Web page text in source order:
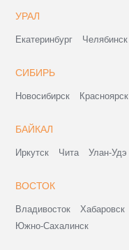
УРАЛ
Екатеринбург Челябинск
СИБИРЬ
Новосибирск Красноярск
БАЙКАЛ
Иркутск Чита Улан-Удэ
ВОСТОК
Владивосток Хабаровск
Южно-Сахалинск